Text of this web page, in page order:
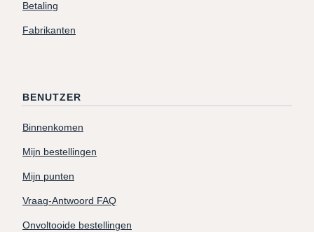
Betaling
Fabrikanten
BENUTZER
Binnenkomen
Mijn bestellingen
Mijn punten
Vraag-Antwoord FAQ
Onvoltooide bestellingen